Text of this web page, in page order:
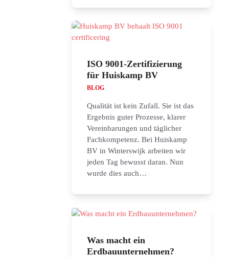
ISO 9001-Zertifizierung
für Huiskamp BV
BLOG
Qualität ist kein Zufall. Sie ist das
Ergebnis guter Prozesse, klarer
Vereinbarungen und täglicher
Fachkompetenz. Bei Huiskamp
BV in Winterswijk arbeiten wir
jeden Tag bewusst daran. Nun
wurde dies auch…
Was macht ein
Erdbauunternehmen?